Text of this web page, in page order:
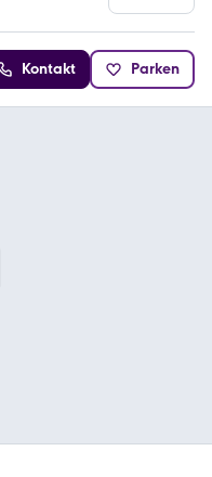
Kontakt Parken